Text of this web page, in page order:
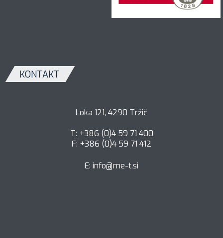
KONTAKT
Loka 121, 4290 Tržič
T: +386 (0)4 59 71 400
F: +386 (0)4 59 71 412
E: info@me-t.si